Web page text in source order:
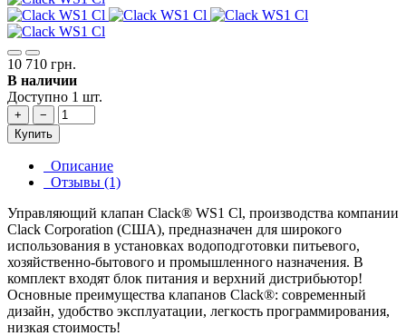
10 710 грн.
В наличии
Доступно 1 шт.
+
−
Купить
Описание
Отзывы (1)
Управляющий клапан Clack® WS1 Cl, производства компании
Clack Corporation (США), предназначен для широкого
использования в установках водоподготовки питьевого,
хозяйственно-бытового и промышленного назначения. В
комплект входят блок питания и верхний дистрибьютор!
Основные преимущества клапанов Clack®: современный
дизайн, удобство эксплуатации, легкость программирования,
низкая стоимость!